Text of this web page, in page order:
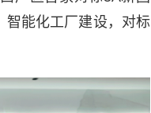
智能化工厂建设，对标